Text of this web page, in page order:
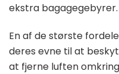
ekstra bagagegebyrer.
En af de største
deres evne til at
at fjerne luften